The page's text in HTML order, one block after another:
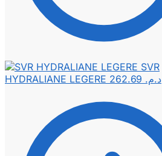
SVR
HYDRALIANE LEGERE
د.م.